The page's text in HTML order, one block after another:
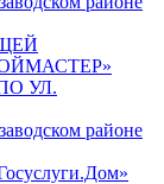
УЛ.
районе